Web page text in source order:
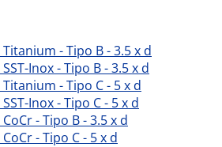
- Tipo B - 3.5 x d
Inox - Tipo B - 3.5 x d
- Tipo C - 5 x d
Inox - Tipo C - 5 x d
- Tipo B - 3.5 x d
- Tipo C - 5 x d